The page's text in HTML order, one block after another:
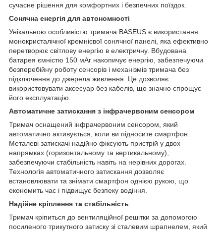
сучасне рішення для комфортних і безпечних поїздок.
Сонячна енергія для автономності
Унікальною особливістю тримача BASEUS є використання
монокристалічної кремнієвої сонячної панелі, яка ефективно
перетворює світлову енергію в електричну. Вбудована
батарея ємністю 150 мАг накопичує енергію, забезпечуючи
безперебійну роботу сенсорів і механізмів тримача без
підключення до джерела живлення. Це дозволяє
використовувати аксесуар без кабелів, що значно спрощує
його експлуатацію.
Автоматичне затискання з інфрачервоним сенсором
Тримач оснащений інфрачервоним сенсором, який
автоматично активується, коли ви підносите смартфон.
Металеві затискачі надійно фіксують пристрій у двох
напрямках (горизонтальному та вертикальному),
забезпечуючи стабільність навіть на нерівних дорогах.
Технологія автоматичного затискання дозволяє
встановлювати та знімати смартфон однією рукою, що
економить час і підвищує безпеку водіння.
Надійне кріплення та стабільність
Тримач кріпиться до вентиляційної решітки за допомогою
посиленого трикутного затиску зі сталевим шрапнелем, який